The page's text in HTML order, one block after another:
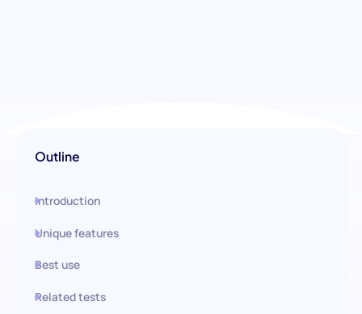
Outline
Introduction
Unique features
Best use
Related tests